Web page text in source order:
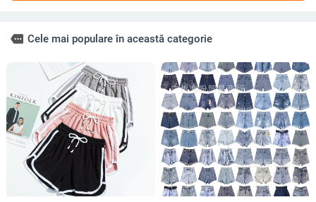
more Cele mai populare în această categorie